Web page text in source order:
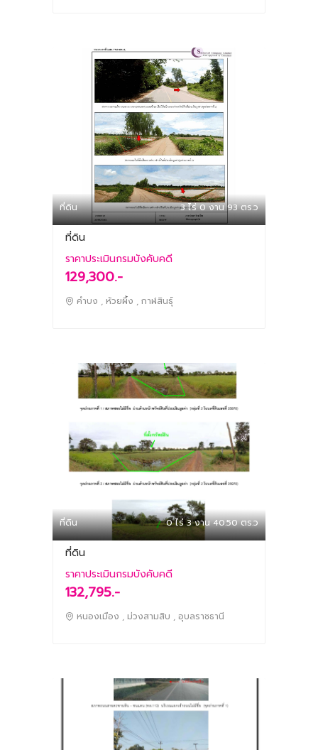
ที่ดิน 3 ไร่ 0 งาน 93 ตร.ว
ที่ดิน
ราคาประเมินกรมบังคับคดี
129,300.-
คำบง , ห้วยผึ้ง , กาฬสินธุ์
ที่ดิน 0 ไร่ 3 งาน 40.50 ตร.ว
ที่ดิน
ราคาประเมินกรมบังคับคดี
132,795.-
หนองเมือง , ม่วงสามสิบ , อุบลราชธานี